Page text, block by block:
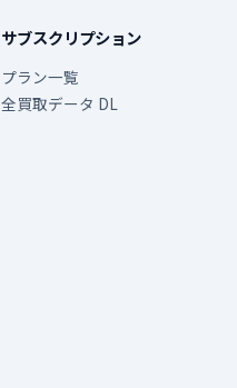
サブスクリプション
プラン一覧
全買取データ DL